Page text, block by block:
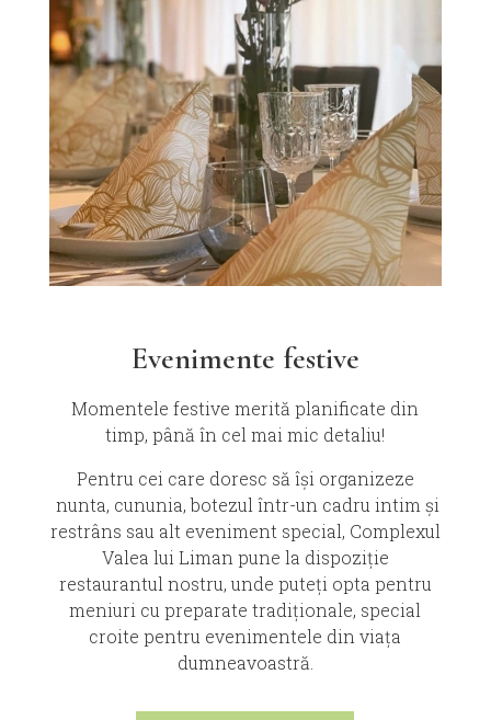
Evenimente festive
Momentele festive merită planificate din
timp, până în cel mai mic detaliu!
Pentru cei care doresc să își organizeze
nunta, cununia, botezul într-un cadru intim și
restrâns sau alt eveniment special, Complexul
Valea lui Liman pune la dispoziție
restaurantul nostru, unde puteți opta pentru
meniuri cu preparate tradiționale, special
croite pentru evenimentele din viața
dumneavoastră.